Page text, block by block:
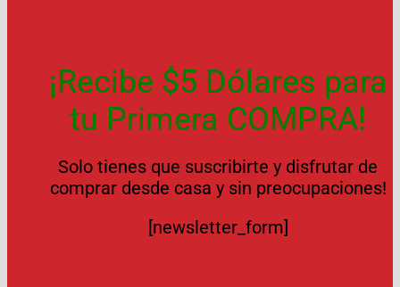
¡Recibe $5 Dólares para
tu Primera COMPRA!
Solo tienes que suscribirte y disfrutar de
comprar desde casa y sin preocupaciones!
[newsletter_form]